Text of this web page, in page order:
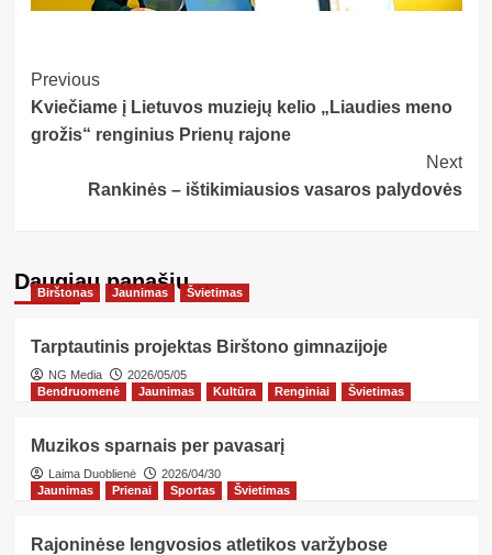
Post
Navigation
Previous
Kviečiame į Lietuvos muziejų kelio „Liaudies meno
grožis“ renginius Prienų rajone
Next
Rankinės – ištikimiausios vasaros palydovės
Daugiau panašių…
Birštonas Jaunimas Švietimas
Tarptautinis projektas Birštono gimnazijoje
NG Media
2026/05/05
Bendruomenė
Jaunimas Kultūra Renginiai Švietimas
Muzikos sparnais per pavasarį
Laima Duoblienė
2026/04/30
Jaunimas
Prienai Sportas Švietimas
Rajoninėse lengvosios atletikos varžybose